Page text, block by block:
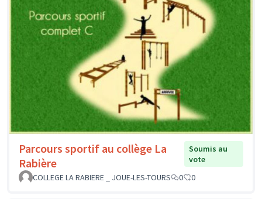
Parcours sportif au collège La
Rabière
Soumis au
vote
COLLEGE LA RABIERE _ JOUE-LES-TOURS
0 0